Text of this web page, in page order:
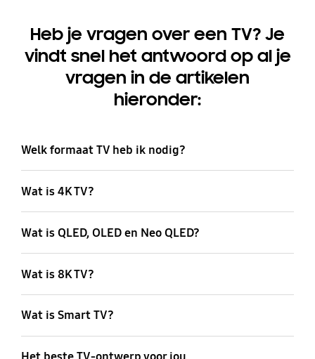
Heb je vragen over een TV? Je
vindt snel het antwoord op al je
vragen in de artikelen
hieronder:
Welk formaat TV heb ik nodig?
Wat is 4K TV?
Wat is QLED, OLED en Neo QLED?
Wat is 8K TV?
Wat is Smart TV?